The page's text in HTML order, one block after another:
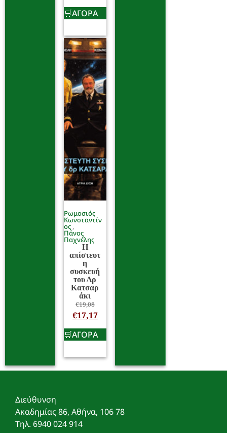
ΑΓΟΡΑ
Ρωμοσιός
Κωνσταντίν
ος
Πάνος
Παχνέλης
Η
απίστευτ
η
συσκευή
του Δρ
Κατσαρ
άκι
€19,08
€17,17
ΑΓΟΡΑ
Διεύθυνση
Ακαδημίας 86, Αθήνα, 106 78
Τηλ. 6940 024 914